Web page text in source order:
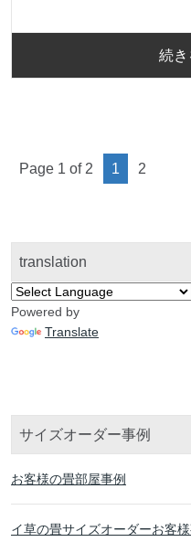
続
Page 1 of 2 1 2
translation
Powered by
Translate
サイズオーダー事例
お客様の畳部屋事例
イ草の畳サイズオーダーお客様